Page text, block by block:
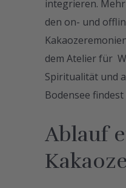
integrieren.
den on- und
dem Atelier für
Spiritualität und
Bodensee findest
Ablauf